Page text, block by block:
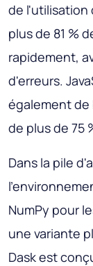
de l'utilisation
plus de 81 %
rapidement,
d'erreurs.
également de
de plus de 75
Dans la pile
NumPy pour
une variante
Dask est